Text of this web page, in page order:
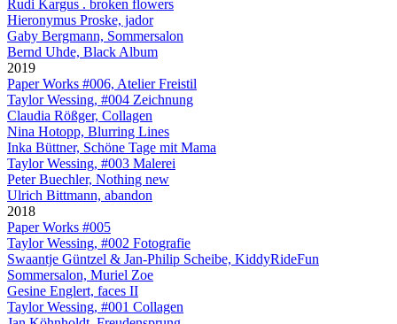
Rudi Kargus . broken flowers
Hieronymus Proske, jador
Gaby Bergmann, Sommersalon
Bernd Uhde, Black Album
2019
Paper Works #006, Atelier Freistil
Taylor Wessing, #004 Zeichnung
Claudia Rößger, Collagen
Nina Hotopp, Blurring Lines
Inka Büttner, Schöne Tage mit Mama
Taylor Wessing, #003 Malerei
Peter Buechler, Nothing new
Ulrich Bittmann, abandon
2018
Paper Works #005
Taylor Wessing, #002 Fotografie
Swaantje Güntzel & Jan-Philip Scheibe, KiddyRideFun
Sommersalon, Muriel Zoe
Gesine Englert, faces II
Taylor Wessing, #001 Collagen